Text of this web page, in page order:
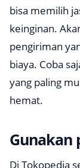
bisa memilih
keinginan.
pengiriman
biaya. Coba
yang paling
hemat.
Gunakan
Di Tokopedia